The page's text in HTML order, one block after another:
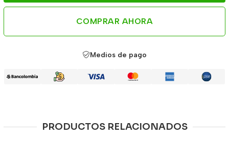
COMPRAR AHORA
Medios de pago
PRODUCTOS RELACIONADOS